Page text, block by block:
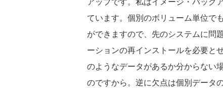
ています。個別のボリューム単位で
ができますので、先のシステムに問
ーションの再インストールを必要と
のようなデータがあるか分からない
のですから。逆に欠点は個別データ